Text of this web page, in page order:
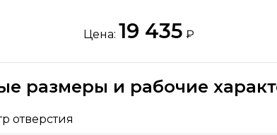
Цена: 19 435 ₽
размеры и рабочие
отверстия